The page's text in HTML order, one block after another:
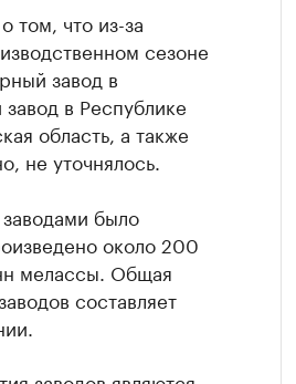
том, что из-за
сезоне
завод в
в Республике
область, а также
не уточнялось.
было
около 200
мелассы. Общая
составляет